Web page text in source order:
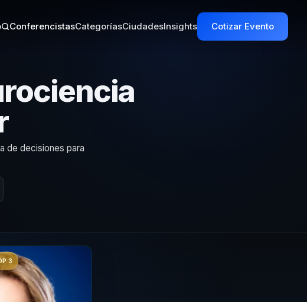
ConferencistasCategoríasCiudadesInsights Cotizar Evento
de decisiones para
3